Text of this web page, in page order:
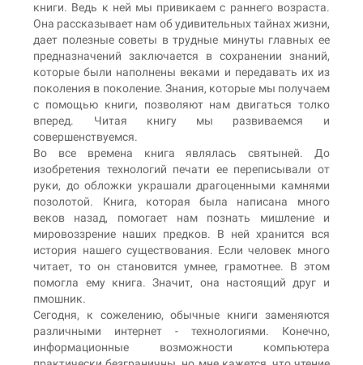
книги. Ведь к ней мы привикаем с раннего возраста.
Она рассказывает нам об удивительных тайнах жизни,
дает полезные советы в трудные минуты главных ее
предназначений заключается в сохранении знаний,
которые были наполнены веками и передавать их из
поколения в поколение. Знания, которые мы получаем
с помощью книги, позволяют нам двигаться толко
вперед. Читая книгу мы развиваемся и
совершенствуемся.
Во все времена книга являлась святыней. До
изобретения технологий печати ее переписывали от
руки, до обложки украшали драгоценными камнями
позолотой. Книга, которая была написана много
веков назад, помогает нам познать мишление и
мировоззрение наших предков. В ней хранится вся
история нашего существования. Если человек много
читает, то он становится умнее, грамотнее. В этом
помогла ему книга. Значит, она настоящий друг и
пмошник.
Сегодня, к сожелению, обычные книги заменяются
различными интернет - технологиями. Конечно,
информационные возможности компьютера